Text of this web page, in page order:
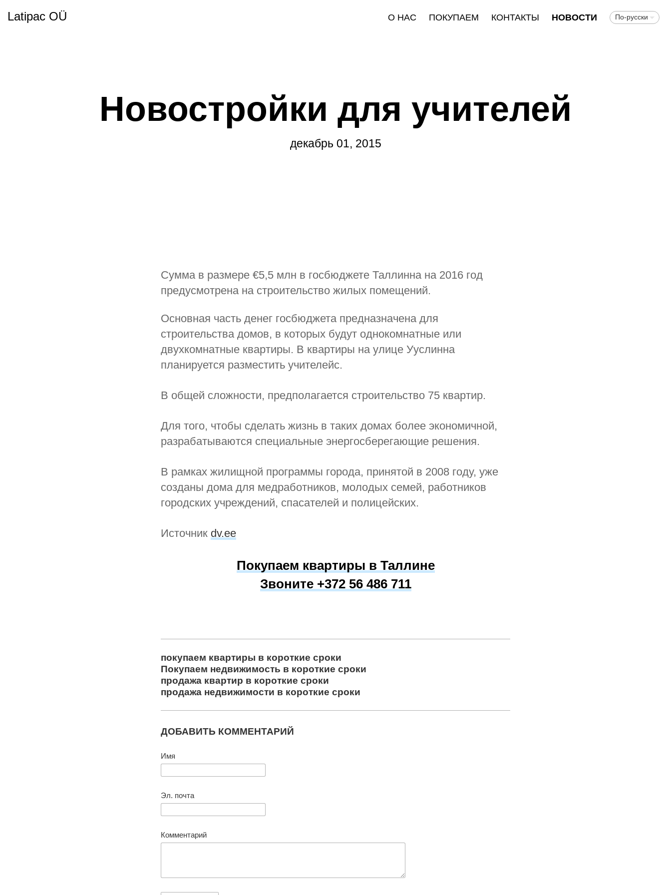
Latipac OÜ О НАС ПОКУПАЕМ КОНТАКТЫ НОВОСТИ По-русски
Новостройки для учителей
декабрь 01, 2015
Сумма в размере €5,5 млн в госбюджете Таллинна на 2016 год
предусмотрена на строительство жилых помещений.
Основная часть денег госбюджета предназначена для
строительства домов, в которых будут однокомнатные или
двухкомнатные квартиры. В квартиры на улице Ууслинна
планируется разместить учителейс.
В общей сложности, предполагается строительство 75 квартир.
Для того, чтобы сделать жизнь в таких домах более экономичной,
разрабатываются специальные энергосберегающие решения.
В рамках жилищной программы города, принятой в 2008 году, уже
созданы дома для медработников, молодых семей, работников
городских учреждений, спасателей и полицейских.
Источник dv.ee
Покупаем квартиры в Таллине
Звоните +372 56 486 711
покупаем квартиры в короткие сроки
Покупаем недвижимость в короткие сроки
продажа квартир в короткие сроки
продажа недвижимости в короткие сроки
ДОБАВИТЬ КОММЕНТАРИЙ
Имя
Эл. почта
Комментарий